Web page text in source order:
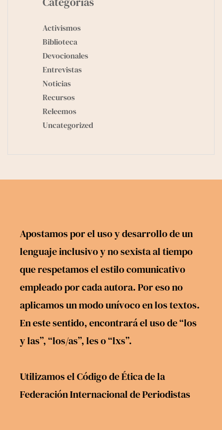
Activismos
Biblioteca
Devocionales
Entrevistas
Noticias
Recursos
Releemos
Uncategorized
Apostamos por el uso y desarrollo de un
lenguaje inclusivo y no sexista al tiempo
que respetamos el estilo comunicativo
empleado por cada autora. Por eso no
aplicamos un modo unívoco en los textos.
En este sentido, encontrará el uso de “los
y las”, “los/as”, les o “lxs”.
Utilizamos elCódigo de Éticade la
Federación Internacional de Periodistas